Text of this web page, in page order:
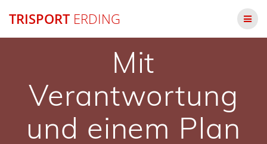
TRISPORTERDING
Mit
Verantwortung
und einem Plan